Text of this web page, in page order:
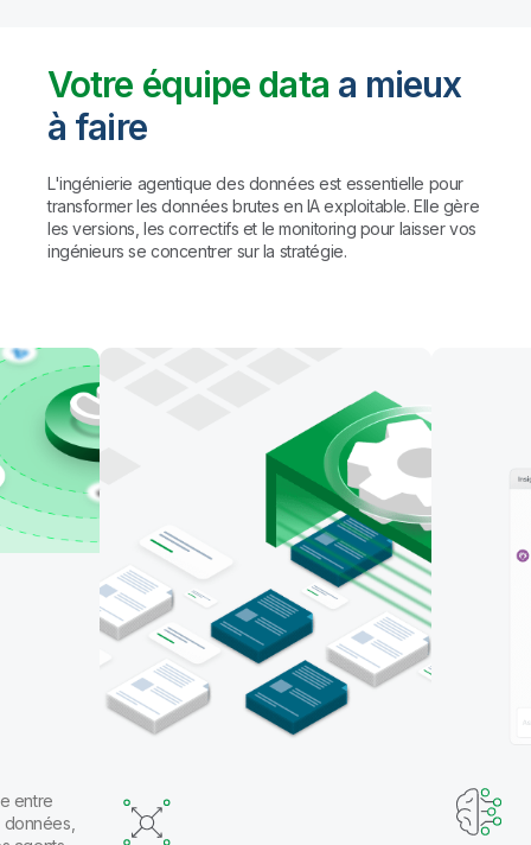
Suivez, préservez et protégez l'exactitude
de vos données
Les règles personnalisées et les agents IA détectent
grande échelle, sans compromis sur la
gouvernance.
Automatisez la gestion du data warehouse,
Automatisez le mapping, la création de tables et la
transformation des données. Créez des pipelines
avec des agents de codage comme Claude Code
et GitHub Copilot, ou utilisez l'assistant IA de Qlik
pour travailler en langage naturel.
Votre équipe data a mieux
à faire
L'ingénierie agentique des données est essentielle pour
transformer les données brutes en IA exploitable. Elle gère
les versions, les correctifs et le monitoring pour laisser vos
entre